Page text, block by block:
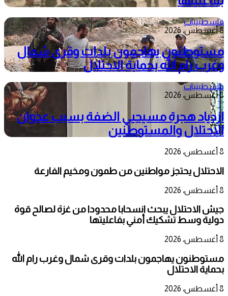
فلسطينيات
8 أغسطس، 2026
مستوطنون يهاجمون بلدات وقرى شمال
وغرب رام الله بحماية الاحتلال
فلسطينيات
8 أغسطس، 2026
ازدياد هجرة مسيحيي الضفة بسبب عدوان
الاحتلال والمستوطنين
8 أغسطس، 2026
الاحتلال يحتجز مواطنين من طمون ومخيم الفارعة
8 أغسطس، 2026
جيش الاحتلال يبحث انسحابا محدودا من غزة لصالح قوة
دولية وسط تشكيك أمني بفاعليتها
8 أغسطس، 2026
مستوطنون يهاجمون بلدات وقرى شمال وغرب رام الله
بحماية الاحتلال
8 أغسطس، 2026